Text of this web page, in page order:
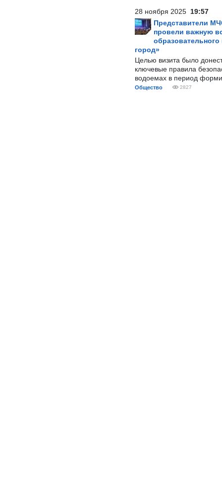
28 ноября 2025 19:57
Представители
провели важную
город»
Целью визита было
ключевые правила
водоемах в период
Общество 2827